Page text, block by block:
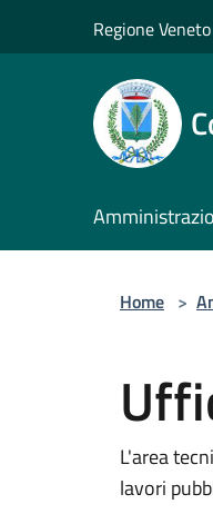
Regione Veneto
Home >
L'area
lavori